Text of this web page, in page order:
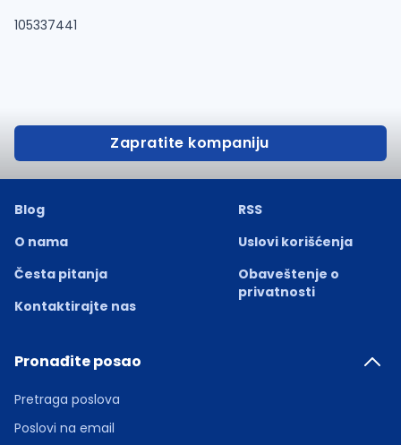
105337441
Zapratite kompaniju
Blog
O nama
Česta pitanja
Kontaktirajte nas
RSS
Uslovi korišćenja
Obaveštenje o
privatnosti
Pronađite posao
Pretraga poslova
Poslovi na email